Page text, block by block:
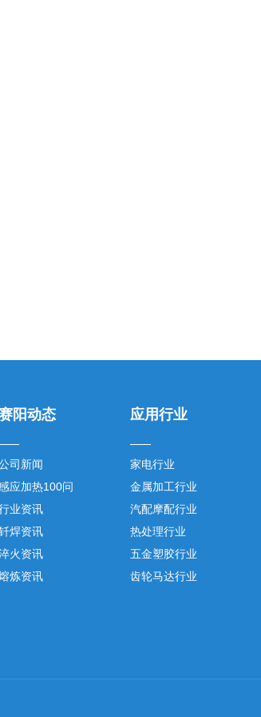
阳动态
司新闻
应加热100问
业资讯
焊资讯
火资讯
炼资讯
应用行业
家电行业
金属加工行业
汽配摩配行业
热处理行业
五金塑胶行业
齿轮马达行业